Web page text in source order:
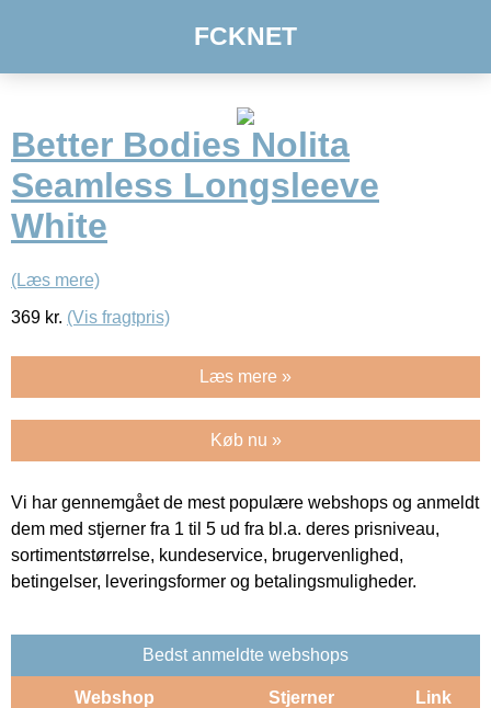
FCKNET
Better Bodies Nolita
Seamless Longsleeve
White
(Læs mere)
369 kr. (Vis fragtpris)
Læs mere »
Køb nu »
Vi har gennemgået de mest populære webshops og anmeldt
dem med stjerner fra 1 til 5 ud fra bl.a. deres prisniveau,
sortimentstørrelse, kundeservice, brugervenlighed,
betingelser, leveringsformer og betalingsmuligheder.
Bedst anmeldte webshops
Webshop Stjerner Link